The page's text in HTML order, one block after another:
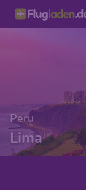
Peru
Lima